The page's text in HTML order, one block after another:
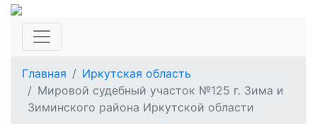
Главная
Иркутская область
Мировой судебный участок №125 г. Зима и
Зиминского района Иркутской области